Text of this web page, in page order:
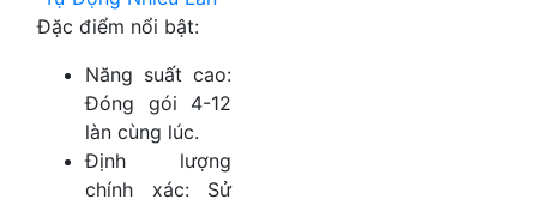
Đặc điểm nổi bật:
Năng suất cao:
Đóng gói 4-12
làn cùng lúc.
Định lượng
chính xác: Sử